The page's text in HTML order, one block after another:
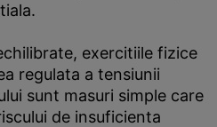
exercitiile fizice
regulata a tensiunii
sunt masuri simple care
de insuficienta